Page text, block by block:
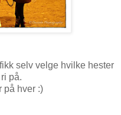
selv velge hvilke hester
på.
på hver :)